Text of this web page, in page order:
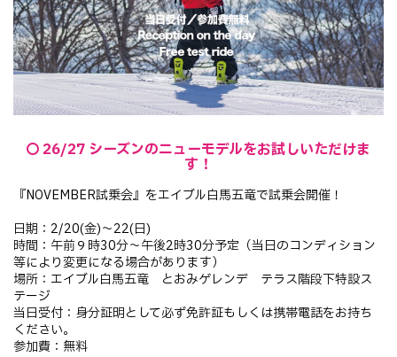
26/27 シーズンのニューモデルをお試しいただけま
す！
『NOVEMBER試乗会』をエイブル白馬五竜で試乗会開催！
日期：2/20(金)〜22(日)
時間：午前９時30分～午後2時30分予定（当日のコンディション
等により変更になる場合があります）
場所：エイブル白馬五竜 とおみゲレンデ テラス階段下特設ス
テージ
当日受付：身分証明として必ず免許証もしくは携帯電話をお持ち
ください。
参加費：無料